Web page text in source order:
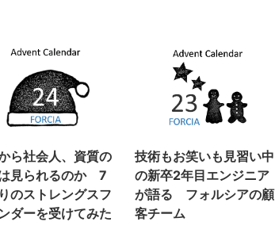
ら社会人、資質の
見られるのか 7
のストレングスフ
ダーを受けてみた
技術もお笑いも見習い中
の新卒2年目エンジニア
が語る フォルシアの顧
客チーム